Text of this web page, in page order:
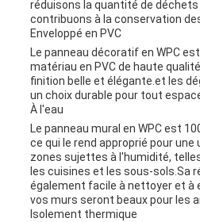
réduisons la quantité de
contribuons à la conservation
Enveloppé en PVC
Le panneau décoratif en WPC
matériau en PVC de haute
finition belle et élégante.et les
un choix durable pour tout
À l'eau
Le panneau mural en WPC est
ce qui le rend approprié pour
zones sujettes à l'humidité,
les cuisines et les sous-sols.Sa
également facile à nettoyer et à
vos murs seront beaux pour les
Isolement thermique